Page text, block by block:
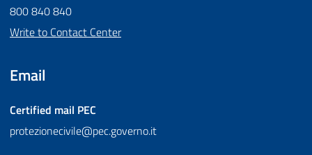
800 840 840
Write to Contact Center
Email
Certified mail PEC
protezionecivile@pec.governo.it